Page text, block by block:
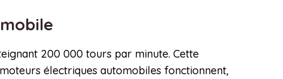
200 000 tours par minute. Cette
électriques automobiles fonctionnent,